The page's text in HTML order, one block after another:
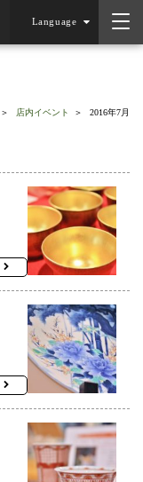
Language
店内イベント 2016年7月